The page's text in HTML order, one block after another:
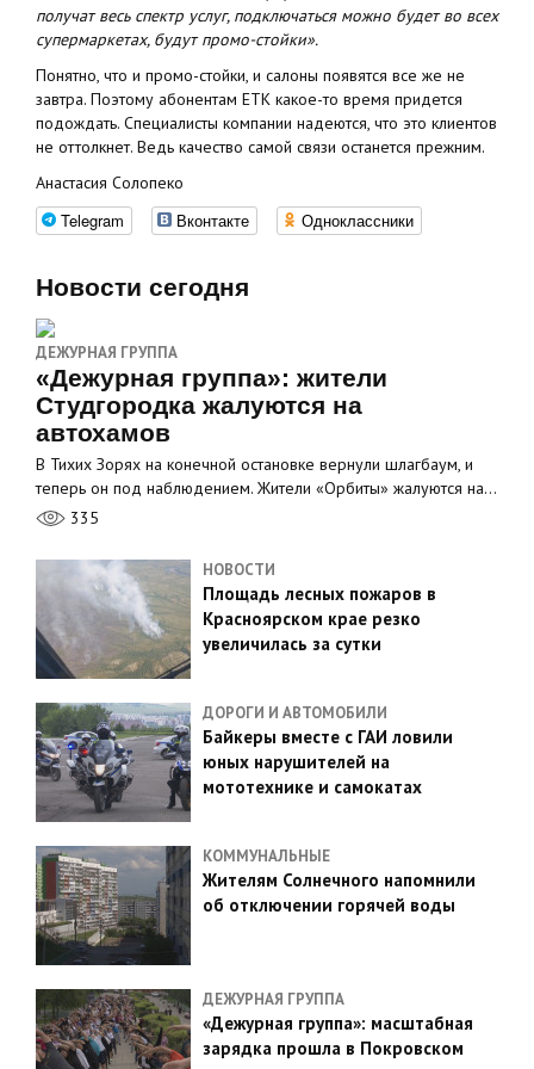
получат весь спектр услуг, подключаться можно будет во всех
супермаркетах, будут промо-стойки».
Понятно, что и промо-стойки, и салоны появятся все же не
завтра. Поэтому абонентам ЕТК какое-то время придется
подождать. Специалисты компании надеются, что это клиентов
не оттолкнет. Ведь качество самой связи останется прежним.
Анастасия Солопеко
Telegram Вконтакте Одноклассники
Новости сегодня
ДЕЖУРНАЯ ГРУППА
«Дежурная группа»: жители
Студгородка жалуются на
автохамов
В Тихих Зорях на конечной остановке вернули шлагбаум, и
теперь он под наблюдением. Жители «Орбиты» жалуются на…
335
НОВОСТИ
Площадь лесных пожаров в
Красноярском крае резко
увеличилась за сутки
ДОРОГИ И АВТОМОБИЛИ
Байкеры вместе с ГАИ ловили
юных нарушителей на
мототехнике и самокатах
КОММУНАЛЬНЫЕ
Жителям Солнечного напомнили
об отключении горячей воды
ДЕЖУРНАЯ ГРУППА
«Дежурная группа»: масштабная
зарядка прошла в Покровском